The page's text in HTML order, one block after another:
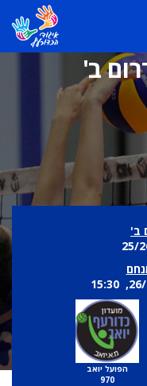
ב'
ב'
הפועל יואב
970